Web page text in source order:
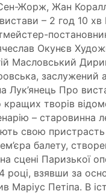
Жорж, Жан
– 2 год 10
Окунєв
Масловський
заслужений
Лук’янець Про
кращих творів
– старовинна
свою
балету,
сцені Паризької
році, взявши за
Маріус Петіпа. В